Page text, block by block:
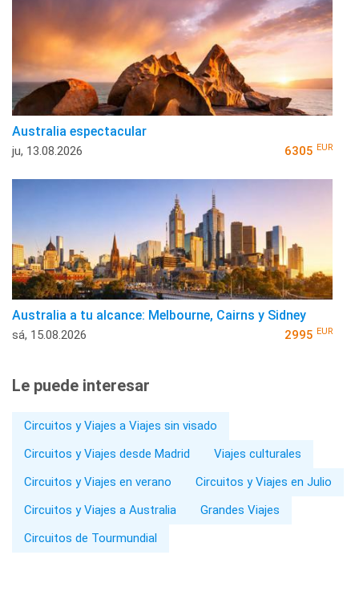
Australia espectacular
ju, 13.08.2026 6305 EUR
Australia a tu alcance: Melbourne, Cairns y Sidney
sá, 15.08.2026 2995 EUR
Le puede interesar
Circuitos y Viajes a Viajes sin visado
Circuitos y Viajes desde Madrid
Viajes culturales
Circuitos y Viajes en verano
Circuitos y Viajes en Julio
Circuitos y Viajes a Australia
Grandes Viajes
Circuitos de Tourmundial